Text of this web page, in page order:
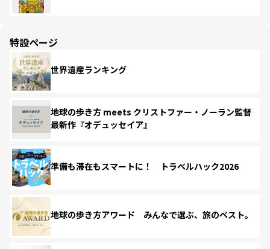
特設ページ
世界遺産ランキング
地球の歩き方 meets クリストファー・ノーラン監督
最新作『オデュッセイア』
準備も滞在もスマートに！ トラベルハック2026
地球の歩き方アワード みんなで選ぶ、旅のベスト。